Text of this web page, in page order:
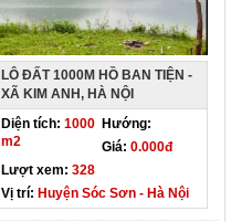
LÔ ĐẤT 1000M HỒ BAN TIỆN -
XÃ KIM ANH, HÀ NỘI
Diện tích: 1000
m2
Hướng:
Giá: 0.000đ
Lượt xem: 328
Vị trí: Huyện Sóc Sơn - Hà Nội